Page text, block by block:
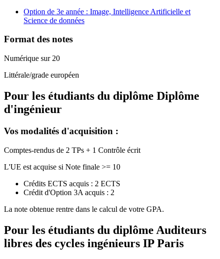
Option de 3e année : Image, Intelligence Artificielle et
Science de données
Format des notes
Numérique sur 20
Littérale/grade européen
Pour les étudiants du diplôme Diplôme
d'ingénieur
Vos modalités d'acquisition :
Comptes-rendus de 2 TPs + 1 Contrôle écrit
L'UE est acquise si Note finale >= 10
Crédits ECTS acquis : 2 ECTS
Crédit d'Option 3A acquis : 2
La note obtenue rentre dans le calcul de votre GPA.
Pour les étudiants du diplôme Auditeurs
libres des cycles ingénieurs IP Paris